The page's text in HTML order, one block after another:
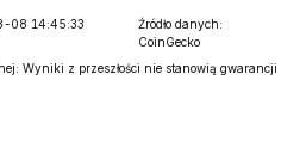
08 14:45:33
Źródło danych:
CoinGecko
Wyniki z przeszłości nie stanowią gwarancji